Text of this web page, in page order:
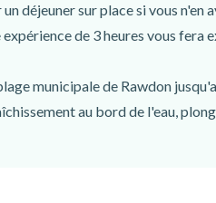
déjeuner sur place si vous
de 3 heures vous
municipale de Rawdon
au bord de l'eau,